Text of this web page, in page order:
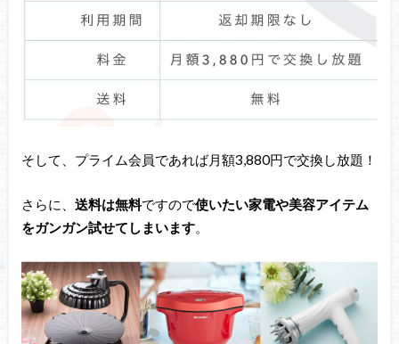
そして、プライム会員であれば月額3,880円で交換し放題！
さらに、 送料は無料ですので使いたい家電や美容アイテム
をガンガン試せてしまいます。